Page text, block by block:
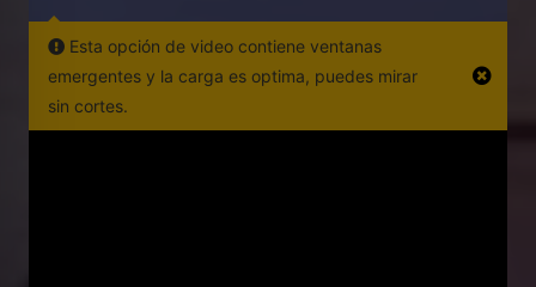
Esta opción de video contiene ventanas
emergentes y la carga es optima, puedes mirar
sin cortes.